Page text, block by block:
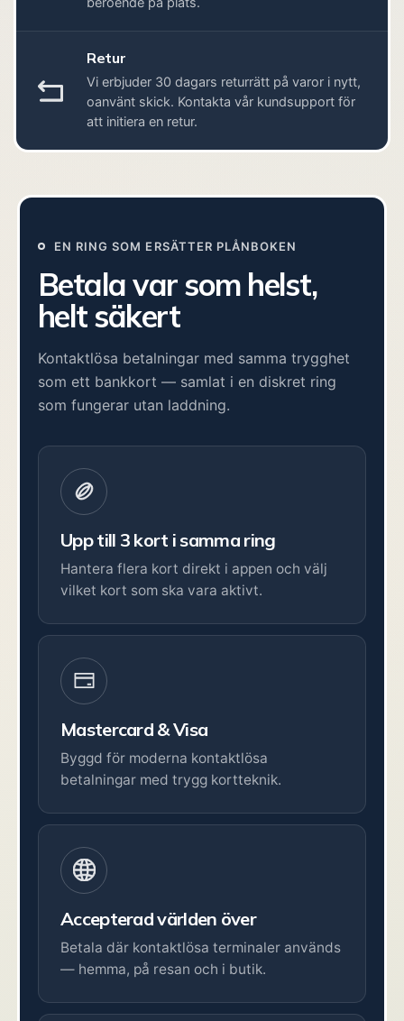
Retur
Vi erbjuder 30 dagars returrätt på varor i nytt,
oanvänt skick. Kontakta vår kundsupport för
att initiera en retur.
EN RING SOM ERSÄTTER PLÅNBOKEN
Betala var som helst,
helt säkert
Kontaktlösa betalningar med samma trygghet
som ett bankkort — samlat i en diskret ring
som fungerar utan laddning.
Upp till 3 kort i samma ring
Hantera flera kort direkt i appen och välj
vilket kort som ska vara aktivt.
Mastercard & Visa
Byggd för moderna kontaktlösa
betalningar med trygg kortteknik.
Accepterad världen över
Betala där kontaktlösa terminaler används
— hemma, på resan och i butik.